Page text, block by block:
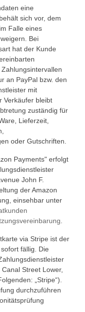
eine
sich vor, dem
Falle eines
Bei
hat der Kunde
an PayPal bzw. den
mit
Verkäufer bleibt
zuständig für
Lieferzeit,
oder Gutschriften.
Payments" erfolgt
John F.
der Amazon
einsehbar unter
via Stripe ist der
fällig. Die
Street Lower,
„Stripe“).
durchzuführen